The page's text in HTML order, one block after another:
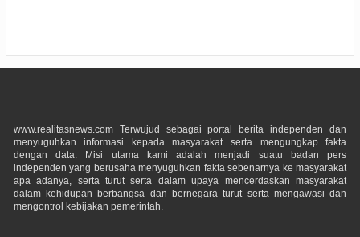
www.realitasnews.com Terwujud sebagai portal berita independen dan
menyuguhkan informasi kepada masyarakat serta mengungkap fakta
dengan data. Misi utama kami adalah menjadi suatu badan pers
independen yang berusaha menyuguhkan fakta sebenarnya ke masyarakat
apa adanya, serta turut serta dalam upaya mencerdaskan masyarakat
dalam kehidupan berbangsa dan bernegara turut serta mengawasi dan
mengontrol kebijakan pemerintah.